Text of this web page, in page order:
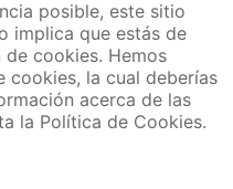
posible, este sitio
implica que estás de
cookies. Hemos
cookies, la cual deberías
acerca de las
la Política de Cookies.